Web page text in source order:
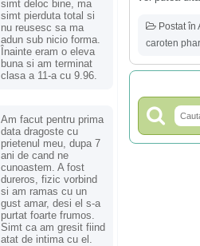
simt deloc bine, ma
simt pierduta total si
nu reusesc sa ma
adun sub nicio forma.
Înainte eram o eleva
buna si am terminat
clasa a 11-a cu 9.96.
Am facut pentru prima
data dragoste cu
prietenul meu, dupa 7
ani de cand ne
cunoastem. A fost
dureros, fizic vorbind
si am ramas cu un
gust amar, desi el s-a
purtat foarte frumos.
Simt ca am gresit fiind
atat de intima cu el.
Postat în
caroten